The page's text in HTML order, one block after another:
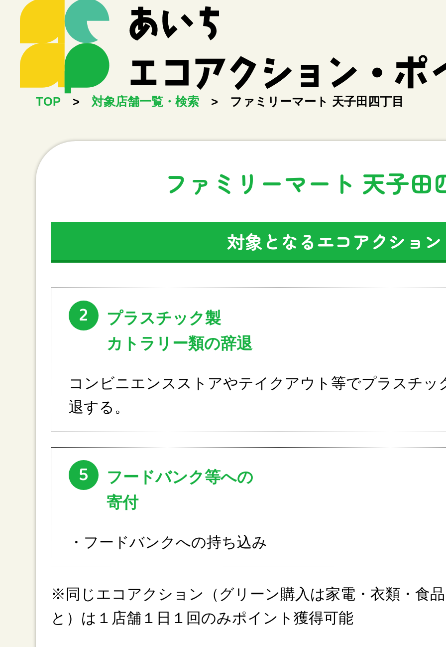
TOP > 対象店舗一覧・検索 > ファミリーマート 天子田四丁目
ファミリーマート 天子田
対象となるエコアクション
2
プラスチック製
カトラリー類の辞退
コンビニエンスストアやテイクアウト等でプラスチッ
退する。
5
フードバンク等への
寄付
・フードバンクへの持ち込み
※同じエコアクション（グリーン購入は家電・衣類・食
と）は１店舗１日１回のみポイント獲得可能